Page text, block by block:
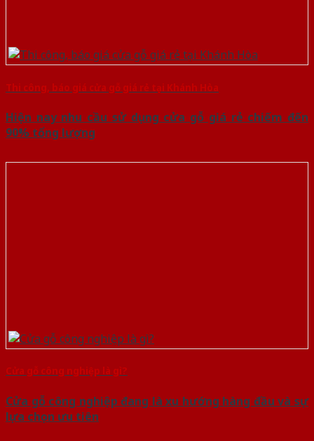
Thi công, báo giá cửa gỗ giá rẻ tại Khánh Hòa
Hiện nay nhu cầu sử dụng cửa gỗ giá rẻ chiếm đến
90% tổng lượng
Cửa gỗ công nghiệp là gì?
Cửa gỗ công nghiệp đang là xu hướng hàng đầu và sự
lựa chọn ưu tiên